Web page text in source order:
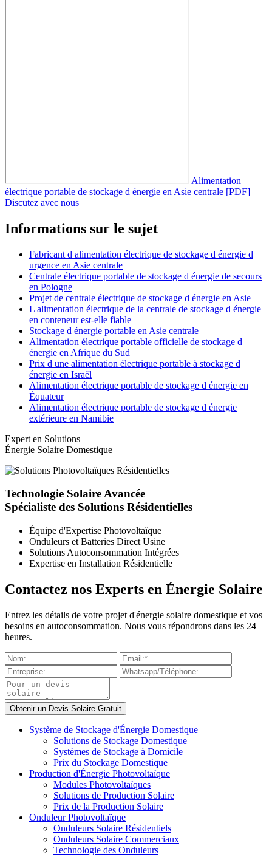
Alimentation
électrique portable de stockage d énergie en Asie centrale [PDF]
Discutez avec nous
Informations sur le sujet
Fabricant d alimentation électrique de stockage d énergie d
urgence en Asie centrale
Centrale électrique portable de stockage d énergie de secours
en Pologne
Projet de centrale électrique de stockage d énergie en Asie
L alimentation électrique de la centrale de stockage d énergie
en conteneur est-elle fiable
Stockage d énergie portable en Asie centrale
Alimentation électrique portable officielle de stockage d
énergie en Afrique du Sud
Prix d une alimentation électrique portable à stockage d
énergie en Israël
Alimentation électrique portable de stockage d énergie en
Équateur
Alimentation électrique portable de stockage d énergie
extérieure en Namibie
Expert en Solutions
Énergie Solaire Domestique
Technologie Solaire Avancée
Spécialiste des Solutions Résidentielles
Équipe d'Expertise Photovoltaïque
Onduleurs et Batteries Direct Usine
Solutions Autoconsommation Intégrées
Expertise en Installation Résidentielle
Contactez nos Experts en Énergie Solaire
Entrez les détails de votre projet d'énergie solaire domestique et vos
besoins en autoconsommation. Nous vous répondrons dans les 24
heures.
Système de Stockage d'Énergie Domestique
Solutions de Stockage Domestique
Systèmes de Stockage à Domicile
Prix du Stockage Domestique
Production d'Énergie Photovoltaïque
Modules Photovoltaïques
Solutions de Production Solaire
Prix de la Production Solaire
Onduleur Photovoltaïque
Onduleurs Solaire Résidentiels
Onduleurs Solaire Commerciaux
Technologie des Onduleurs